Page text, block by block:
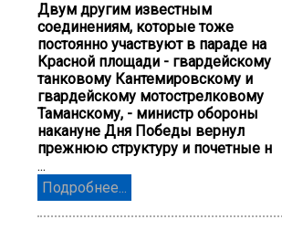
Двум другим известным
соединениям, которые тоже
постоянно участвуют в параде на
Красной площади - гвардейскому
танковому Кантемировскому и
гвардейскому мотострелковому
Таманскому, - министр обороны
накануне Дня Победы вернул
прежнюю структуру и почетные н
...
Подробнее...